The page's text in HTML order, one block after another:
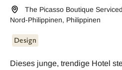
The Picasso Boutique
Nord-Philippinen, Philippinen
Design
Dieses junge, trendige Hotel